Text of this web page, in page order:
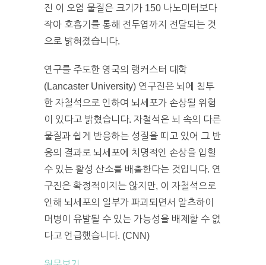
진 이 오염 물질은 크기가 150 나노미터보다
작아 호흡기를 통해 전두엽까지 전달되는 것
으로 밝혀졌습니다.
연구를 주도한 영국의 랭커스터 대학
(Lancaster University) 연구진은 뇌에 침투
한 자철석으로 인하여 뇌세포가 손상될 위험
이 있다고 밝혔습니다. 자철석은 뇌 속의 다른
물질과 쉽게 반응하는 성질을 띠고 있어 그 반
응의 결과로 뇌세포에 치명적인 손상을 입힐
수 있는 활성 산소를 배출한다는 것입니다. 연
구진은 확정적이지는 않지만, 이 자철석으로
인해 뇌세포의 일부가 파괴되면서 알츠하이
머병이 유발될 수 있는 가능성을 배제할 수 없
다고 언급했습니다. (CNN)